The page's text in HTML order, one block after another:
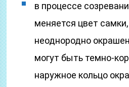
в процессе
меняется цвет
неоднородно
могут быть темно-
наружное кольцо